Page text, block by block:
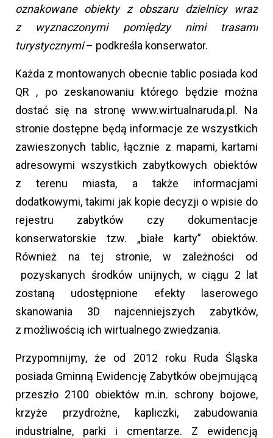
oznakowane obiekty z obszaru dzielnicy wraz
z wyznaczonymi pomiędzy nimi trasami
turystycznymi– podkreśla konserwator.
Każda z montowanych obecnie tablic posiada kod
QR , po zeskanowaniu którego będzie można
dostać się na stronę www.wirtualnaruda.pl. Na
stronie dostępne będą informacje ze wszystkich
zawieszonych tablic, łącznie z mapami, kartami
adresowymi wszystkich zabytkowych obiektów
z terenu miasta, a także informacjami
dodatkowymi, takimi jak kopie decyzji o wpisie do
rejestru zabytków czy dokumentacje
konserwatorskie tzw. „białe karty” obiektów.
Również na tej stronie, w zależności od
pozyskanych środków unijnych, w ciągu 2 lat
zostaną udostępnione efekty laserowego
skanowania 3D najcenniejszych zabytków,
z możliwością ich wirtualnego zwiedzania.
Przypomnijmy, że od 2012 roku Ruda Śląska
posiada Gminną Ewidencję Zabytków obejmującą
przeszło 2100 obiektów m.in. schrony bojowe,
krzyże przydrożne, kapliczki, zabudowania
industrialne, parki i cmentarze. Z ewidencją